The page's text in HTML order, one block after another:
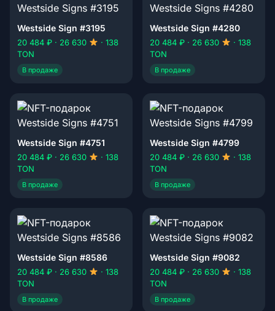
Westside Sign #3195
20 484 ₽ · 26 630
· 138
TON
В продаже
Westside Sign #4280
20 484 ₽ · 26 630
· 138
TON
В продаже
Westside Sign #4751
20 484 ₽ · 26 630
· 138
TON
В продаже
Westside Sign #4799
20 484 ₽ · 26 630
· 138
TON
В продаже
Westside Sign #8586
20 484 ₽ · 26 630
· 138
TON
В продаже
Westside Sign #9082
20 484 ₽ · 26 630
· 138
TON
В продаже